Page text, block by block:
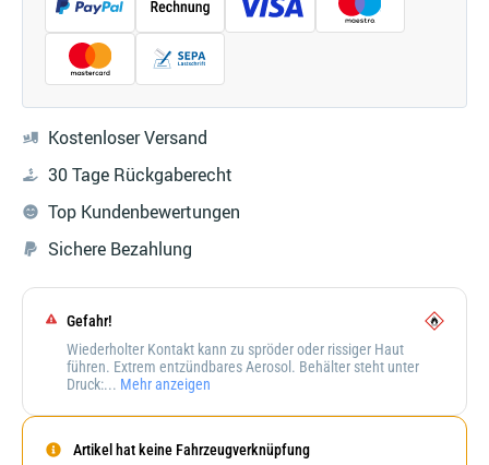
Kostenloser Versand
30 Tage Rückgaberecht
Top Kundenbewertungen
Sichere Bezahlung
Gefahr!
Wiederholter Kontakt kann zu spröder oder rissiger Haut
führen. Extrem entzündbares Aerosol. Behälter steht unter
Druck:... Mehr anzeigen
Artikel hat keine Fahrzeugverknüpfung